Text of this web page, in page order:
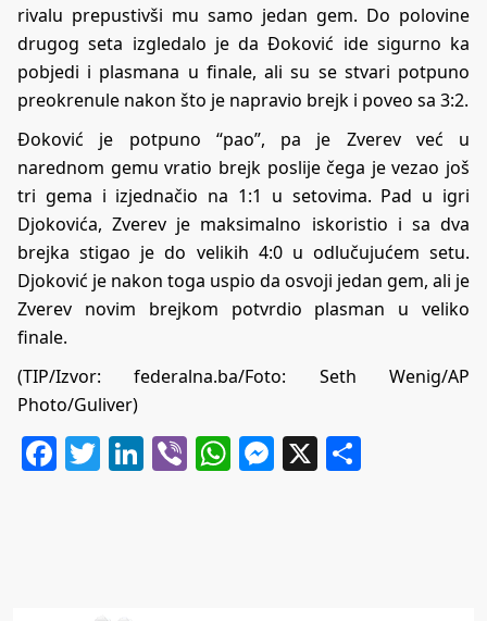
rivalu prepustivši mu samo jedan gem. Do polovine
drugog seta izgledalo je da Đoković ide sigurno ka
pobjedi i plasmana u finale, ali su se stvari potpuno
preokrenule nakon što je napravio brejk i poveo sa 3:2.
Đoković je potpuno “pao”, pa je Zverev već u
narednom gemu vratio brejk poslije čega je vezao još
tri gema i izjednačio na 1:1 u setovima. Pad u igri
Djokovića, Zverev je maksimalno iskoristio i sa dva
brejka stigao je do velikih 4:0 u odlučujućem setu.
Djoković je nakon toga uspio da osvoji jedan gem, ali je
Zverev novim brejkom potvrdio plasman u veliko
finale.
(TIP/Izvor: federalna.ba/Foto: Seth Wenig/AP
Photo/Guliver)
Facebook
Twitter
LinkedIn
ViberWhatsApp
Messenger
X